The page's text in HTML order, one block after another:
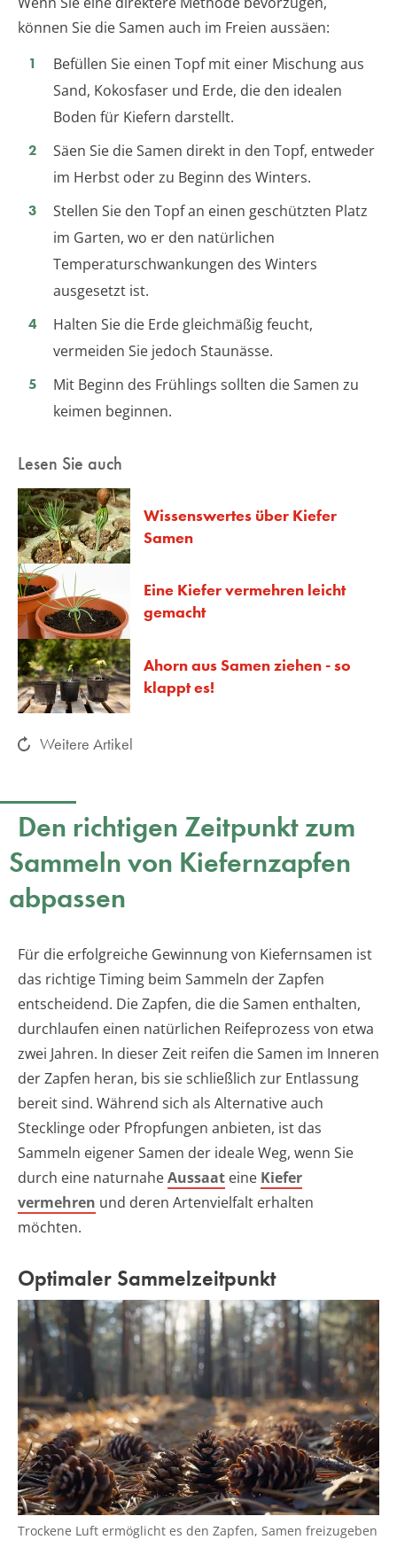
können Sie die Samen auch im Freien aussäen:
Befüllen Sie einen Topf mit einer Mischung aus
Sand, Kokosfaser und Erde, die den idealen
Boden für Kiefern darstellt.
Säen Sie die Samen direkt in den Topf, entweder
im Herbst oder zu Beginn des Winters.
Stellen Sie den Topf an einen geschützten Platz
im Garten, wo er den natürlichen
Temperaturschwankungen des Winters
ausgesetzt ist.
Halten Sie die Erde gleichmäßig feucht,
vermeiden Sie jedoch Staunässe.
Mit Beginn des Frühlings sollten die Samen zu
keimen beginnen.
Lesen Sie auch
Wissenswertes über Kiefer
Samen
Eine Kiefer vermehren leicht
gemacht
Ahorn aus Samen ziehen - so
klappt es!
Weitere Artikel
Den richtigen Zeitpunkt zum
Sammeln von Kiefernzapfen
abpassen
Für die erfolgreiche Gewinnung von Kiefernsamen ist
das richtige Timing beim Sammeln der Zapfen
entscheidend. Die Zapfen, die die Samen enthalten,
durchlaufen einen natürlichen Reifeprozess von etwa
zwei Jahren. In dieser Zeit reifen die Samen im Inneren
der Zapfen heran, bis sie schließlich zur Entlassung
bereit sind. Während sich als Alternative auch
Stecklinge oder Pfropfungen anbieten, ist das
Sammeln eigener Samen der ideale Weg, wenn Sie
durch eine naturnaheAussaat eine Kiefer
vermehren und deren Artenvielfalt erhalten
möchten.
Optimaler Sammelzeitpunkt
Trockene Luft ermöglicht es den Zapfen, Samen freizugeben